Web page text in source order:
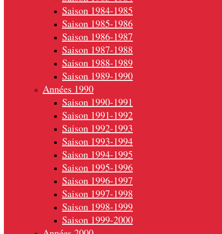
Saison 1984-1985
Saison 1985-1986
Saison 1986-1987
Saison 1987-1988
Saison 1988-1989
Saison 1989-1990
Années 1990
Saison 1990-1991
Saison 1991-1992
Saison 1992-1993
Saison 1993-1994
Saison 1994-1995
Saison 1995-1996
Saison 1996-1997
Saison 1997-1998
Saison 1998-1999
Saison 1999-2000